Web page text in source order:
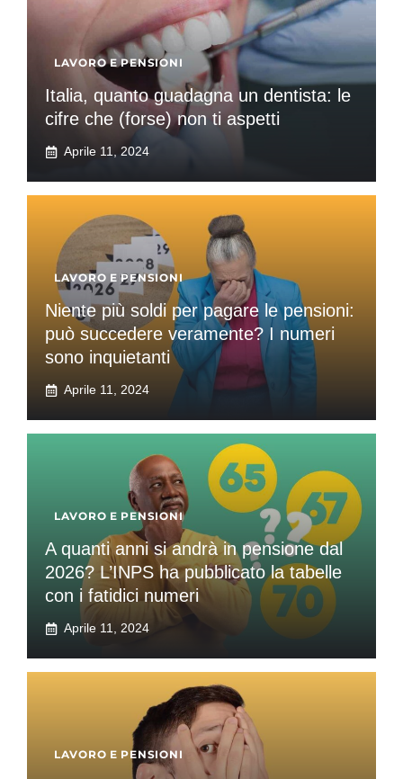
LAVORO E PENSIONI
Italia, quanto guadagna un dentista: le
cifre che (forse) non ti aspetti
Aprile 11, 2024
LAVORO E PENSIONI
Niente più soldi per pagare le pensioni:
può succedere veramente? I numeri
sono inquietanti
Aprile 11, 2024
LAVORO E PENSIONI
A quanti anni si andrà in pensione dal
2026? L’INPS ha pubblicato la tabelle
con i fatidici numeri
Aprile 11, 2024
LAVORO E PENSIONI